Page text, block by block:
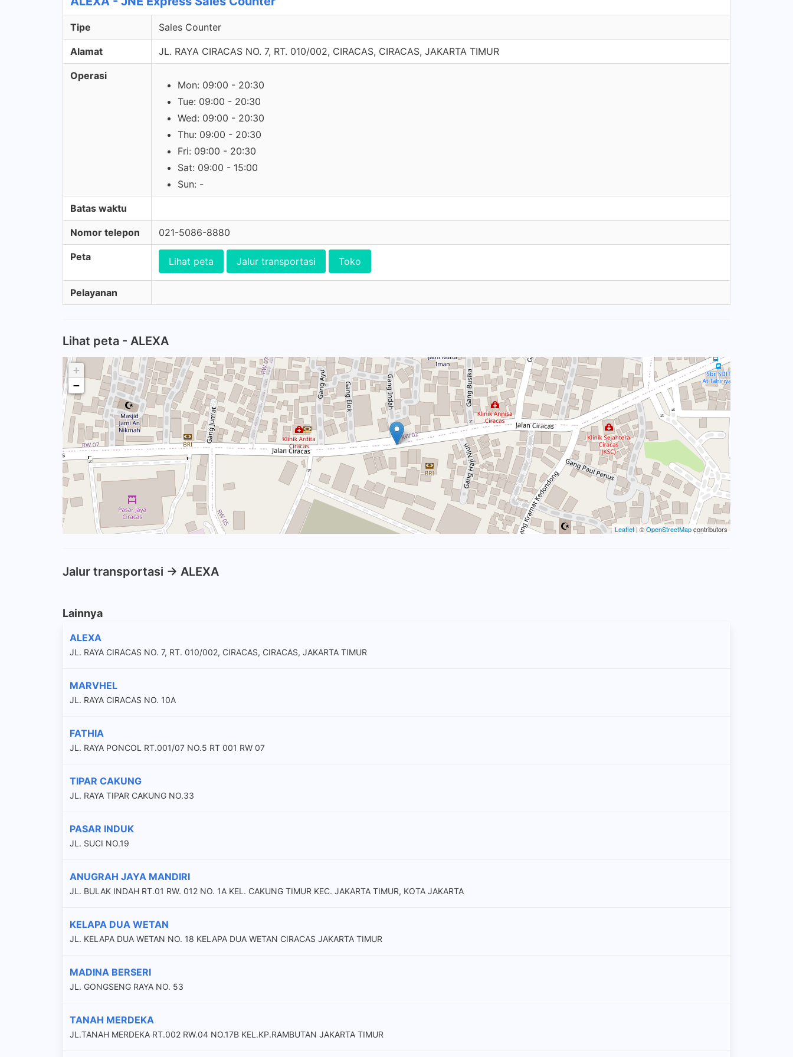
Tipe Sales Counter
Alamat JL. RAYA CIRACAS NO. 7, RT. 010/002, CIRACAS, CIRACAS, JAKARTA TIMUR
Operasi
Mon: 09:00 - 20:30
Tue: 09:00 - 20:30
Wed: 09:00 - 20:30
Thu: 09:00 - 20:30
Fri: 09:00 - 20:30
Sat: 09:00 - 15:00
Sun: -
Batas waktu
Nomor telepon 021-5086-8880
Peta Lihat peta Jalur transportasi Toko
Pelayanan
Lihat peta - ALEXA
+
−
Leaflet | ©OpenStreetMapcontributors
Jalur transportasi -> ALEXA
Lainnya
ALEXA
JL. RAYA CIRACAS NO. 7, RT. 010/002, CIRACAS, CIRACAS, JAKARTA TIMUR
MARVHEL
JL. RAYA CIRACAS NO. 10A
FATHIA
JL. RAYA PONCOL RT.001/07 NO.5 RT 001 RW 07
TIPAR CAKUNG
JL. RAYA TIPAR CAKUNG NO.33
PASAR INDUK
JL. SUCI NO.19
ANUGRAH JAYA MANDIRI
JL. BULAK INDAH RT.01 RW. 012 NO. 1A KEL. CAKUNG TIMUR KEC. JAKARTA TIMUR, KOTA JAKARTA
KELAPA DUA WETAN
JL. KELAPA DUA WETAN NO. 18 KELAPA DUA WETAN CIRACAS JAKARTA TIMUR
MADINA BERSERI
JL. GONGSENG RAYA NO. 53
TANAH MERDEKA
JL.TANAH MERDEKA RT.002 RW.04 NO.17B KEL.KP.RAMBUTAN JAKARTA TIMUR